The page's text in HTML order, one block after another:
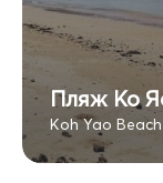
Пляж Ко
Koh Yao Beach